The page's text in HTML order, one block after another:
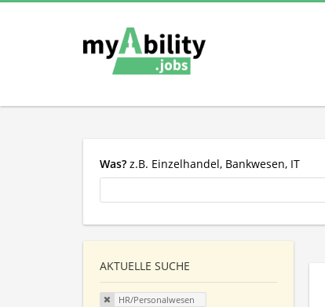
Was? z.B. Einzelhandel, Bankwesen, IT
AKTUELLE SUCHE
HR/Personalwesen